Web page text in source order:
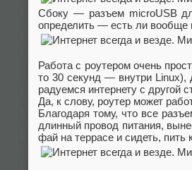
Сбоку — разъем microUSB
определить — есть ли вообще
Работа с роутером очень
то 30 секунд — внутри Linux),
радуемся интернету с другой
Да, к слову, роутер может
Благодаря тому, что все
длинный провод питания,
фай на террасе и сидеть,